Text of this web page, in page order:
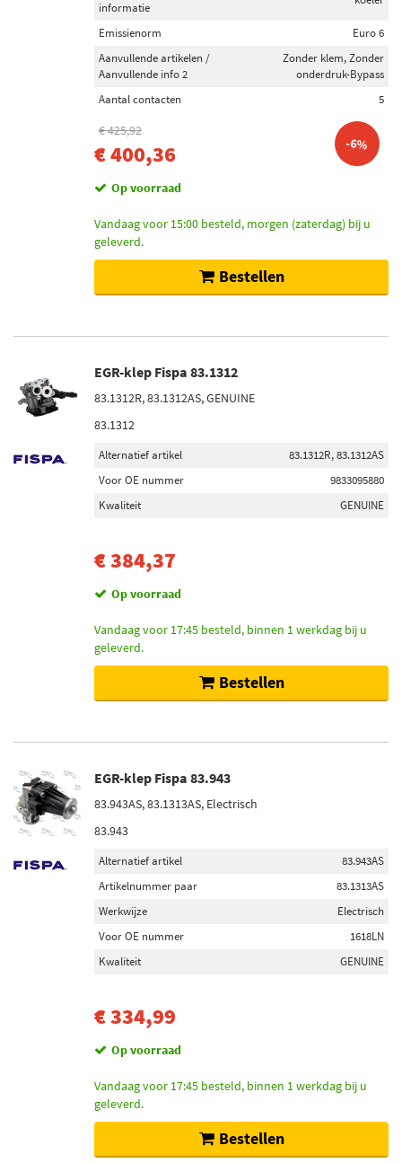
informatie
Emissienorm
Euro 6
Aanvullende artikelen /
Aanvullende info 2
Zonder klem, Zonder
onderdruk-Bypass
Aantal contacten
5
€ 425,92
€ 400,36 -6%
Op voorraad
Vandaag voor 15:00 besteld, morgen (zaterdag) bij u
geleverd.
Bestellen
EGR-klep Fispa 83.1312
83.1312R, 83.1312AS, GENUINE
83.1312
Alternatief artikel
83.1312R, 83.1312AS
Voor OE nummer
9833095880
Kwaliteit
GENUINE
€ 384,37
Op voorraad
Vandaag voor 17:45 besteld, binnen 1 werkdag bij u
geleverd.
Bestellen
EGR-klep Fispa 83.943
83.943AS, 83.1313AS, Electrisch
83.943
Alternatief artikel
83.943AS
Artikelnummer paar
83.1313AS
Werkwijze
Electrisch
Voor OE nummer
1618LN
Kwaliteit
GENUINE
€ 334,99
Op voorraad
Vandaag voor 17:45 besteld, binnen 1 werkdag bij u
geleverd.
Bestellen